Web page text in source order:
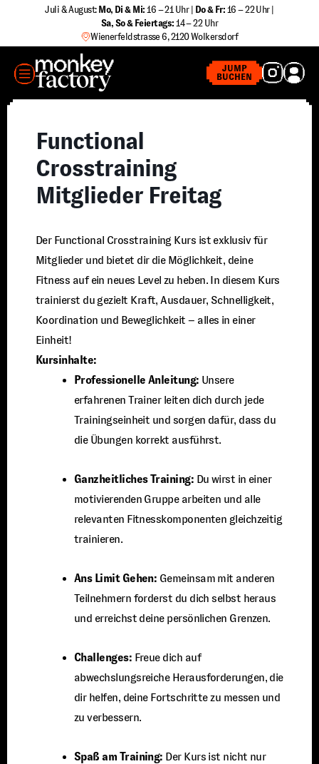
springen
Juli & August: Mo, Di & Mi: 16 – 21 Uhr | Do & Fr: 16 – 22 Uhr |
Sa, So & Feiertags: 14 – 22 Uhr
Wienerfeldstrasse 6, 2120 Wolkersdorf
JUMP
BUCHEN
MENÜ
Functional
Crosstraining
Mitglieder Freitag
Der Functional Crosstraining Kurs ist exklusiv für
Mitglieder und bietet dir die Möglichkeit, deine
Fitness auf ein neues Level zu heben. In diesem Kurs
trainierst du gezielt Kraft, Ausdauer, Schnelligkeit,
Koordination und Beweglichkeit – alles in einer
Einheit!
Kursinhalte:
Professionelle Anleitung: Unsere
erfahrenen Trainer leiten dich durch jede
Trainingseinheit und sorgen dafür, dass du
die Übungen korrekt ausführst.
Ganzheitliches Training: Du wirst in einer
motivierenden Gruppe arbeiten und alle
relevanten Fitnesskomponenten gleichzeitig
trainieren.
Ans Limit Gehen: Gemeinsam mit anderen
Teilnehmern forderst du dich selbst heraus
und erreichst deine persönlichen Grenzen.
Challenges: Freue dich auf
abwechslungsreiche Herausforderungen, die
dir helfen, deine Fortschritte zu messen und
zu verbessern.
Spaß am Training: Der Kurs ist nicht nur